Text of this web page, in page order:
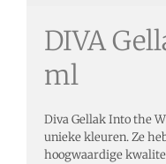
DIVA
ml
Diva Gellak Into the
unieke kleuren. Ze
hoogwaardige